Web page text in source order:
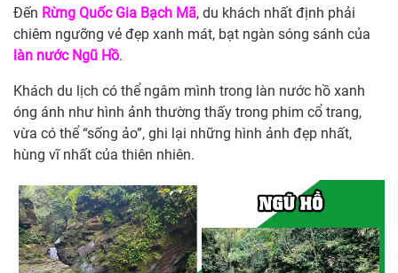
Đến Rừng Quốc Gia Bạch Mã, du khách nhất định phải
chiêm ngưỡng vẻ đẹp xanh mát, bạt ngàn sóng sánh của
làn nước Ngũ Hồ.
Khách du lịch có thể ngâm mình trong làn nước hồ xanh
óng ánh như hình ảnh thường thấy trong phim cổ trang,
vừa có thể “sống ảo”, ghi lại những hình ảnh đẹp nhất,
hùng vĩ nhất của thiên nhiên.